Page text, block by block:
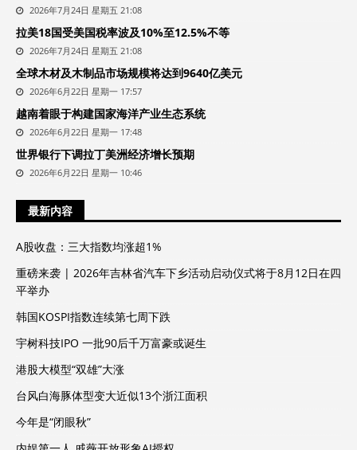
2026年7月24日 星期五 21:08
拉美18国受美国税率波及10%至12.5%不等
2026年7月24日 星期五 21:08
全球木材及木制品市场规模将达到9640亿美元
2026年6月22日 星期一 17:57
越南着眼于构建国家海洋产业生态系统
2026年6月22日 星期一 17:48
世界银行下调拉丁美洲经济增长预期
2026年6月22日 星期一 10:46
最新内容
A股收盘：三大指数均涨超1%
重磅来袭 | 2026年吉林省汽车下乡活动启动仪式将于8月12日在四
平举办
韩国KOSPI指数连续第七周下跌
宇树科技IPO 一批90后千万富豪或诞生
港股大模型“双雄”大涨
台风白海豚体型变大近似13个浙江面积
今年是“闭眼秋”